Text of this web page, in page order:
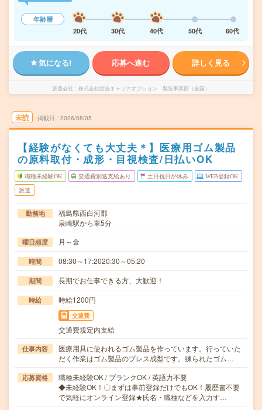
年齢層
20代
30代 40代 50代 60代
気になる! 応募へ進む 詳しく見る
派遣会社 株式会社綜合キャリアオプション 製造事業部（全国）
未読 掲載日 2026/08/05
【経験がなくても大丈夫＊】医療用ゴム製品
の原料取付・成形・目視検査/日払いOK
職種未経験OK 交通費別途支給あり 土日祝日が休み WEB登録OK
派遣
勤務地
福島県西白河郡
泉崎駅から車5分
曜日頻度 月～金
時間 08:30～17:2020:30～05:20
期間 長期でお仕事できる方、大歓迎！
時給 時給1200円
交通費
交通費規定内支給
仕事内容
医療用具に使われるゴム製品を作っています。行っていた
だく作業はゴム製品のプレス成型です。練られたゴム…
応募資格
職種未経験OK / ブランクOK / 英語力不要
◆未経験OK！〇まずは事前登録だけでもOK！履歴書不要
で気軽にオンライン登録★氏名・職種などを入力す…